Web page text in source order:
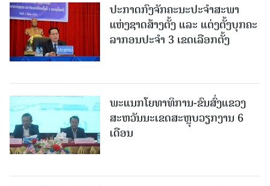
ປະກາດກົງຈັກຄະນະປະຈໍາສະພາ
ແຫ່ງຊາດສ້າງຕັ້ງ ແລະ ແຕ່ງຕັ້ງບຸກຄະ
ລາກອນປະຈໍາ 3 ເຂດເລືອກຕັ້ງ
ພະແນກໂຍທາທິການ-ຂົນສົ່ງແຂວງ
ສະຫວັນນະເຂດສະຫຼຸບວຽກງານ 6
ເດືອນ